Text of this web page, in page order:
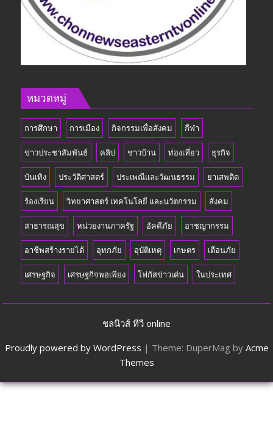
หมวดหมู่
การศึกษา การเมือง กิจกรรมเพื่อสังคม กีฬา
ข่าวประชาสัมพันธ์ คลิป ชาวบ้าน ท่องเที่ยว ธุรกิจ
บันเทิง ประวัติศาสตร์ ประเพณีและวัฒนธรรม ยาเสพติด
ร้องเรียน วิทยาศาสตร์ เทคโนโลยี และนวัตกรรม สังคม
สาธารณสุข หน่วยงานภาครัฐ อัคคีภัย อาชญากรรม
อาชีพสร้างรายได้ อุทกภัย อุบัติเหตุ เกษตร เตือนภัย
เศรษฐกิจ เศรษฐกิจพอเพียง โฟกัสข่าวเด่น ในประเทศ
ชลนิวส์ ทีวี online
Proudly powered by WordPress | Theme: DuperMag by Acme
Themes